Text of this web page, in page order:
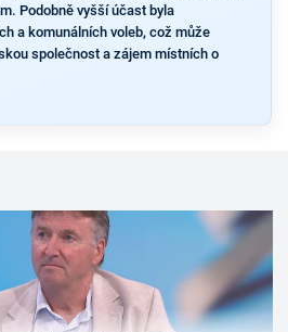
Podobně vyšší účast byla
a komunálních voleb, což může
společnost a zájem místních o